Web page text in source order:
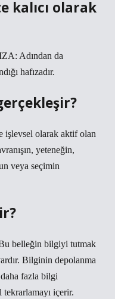
kalıcı olarak
Adından da
hafızadır.
işlevsel olarak aktif olan
yeteneğin,
veya seçimin
belleğin bilgiyi tutmak
Bilginin depolanma
fazla bilgi
içerir.